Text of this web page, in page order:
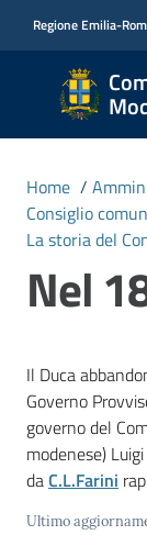
Regione Emilia-
Comune
di
CIVICA
MONET
Amministrazione
Novità
Servizi
Vivere
Modena
Home /
Consiglio
La storia del
Nel
Il Duca
Governo
governo del
modenese)
daC.L.Farini
Ultimo